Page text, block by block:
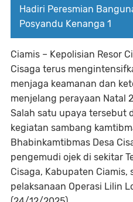
Hadiri Peresmian
Posyandu Kenanga 1
Ciamis – Kepolisian Resor
Cisaga terus
menjaga keamanan dan
menjelang perayaan Natal
Salah satu upaya tersebut
kegiatan sambang
Bhabinkamtibmas Desa
pengemudi ojek di sekitar
Cisaga, Kabupaten Ciamis,
pelaksanaan Operasi Lilin